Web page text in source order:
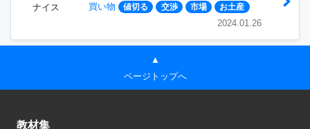
ナイス 買い物 値切る 交渉 市場 お土産
2024.01.26
▲
ページトップへ
教材集